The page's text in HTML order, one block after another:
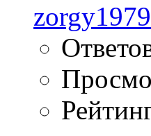
zorgy1979